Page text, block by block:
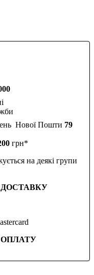
Нової Пошти 79
грн*
на деякі групи